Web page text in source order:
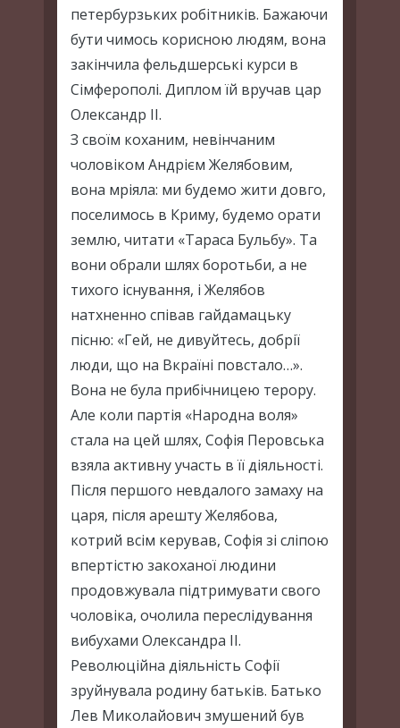
петербурзьких робітників. Бажаючи
бути чимось корисною людям, вона
закінчила фельдшерські курси в
Сімферополі. Диплом їй вручав цар
Олександр II.
З своїм коханим, невінчаним
чоловіком Андрієм Желябовим,
вона мріяла: ми будемо жити довго,
поселимось в Криму, будемо орати
землю, читати «Тараса Бульбу». Та
вони обрали шлях боротьби, а не
тихого існування, і Желябов
натхненно співав гайдамацьку
пісню: «Гей, не дивуйтесь, добрії
люди, що на Вкраїні повстало…».
Вона не була прибічницею терору.
Але коли партія «Народна воля»
стала на цей шлях, Софія Перовська
взяла активну участь в її діяльності.
Після першого невдалого замаху на
царя, після арешту Желябова,
котрий всім керував, Софія зі сліпою
впертістю закоханої людини
продовжувала підтримувати свого
чоловіка, очолила переслідування
вибухами Олександра ІІ.
Революційна діяльність Софії
зруйнувала родину батьків. Батько
Лев Миколайович змушений був